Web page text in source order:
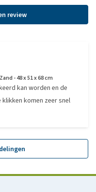
review
- 48 x 51 x 68 cm
kan worden en de
komen zeer snel